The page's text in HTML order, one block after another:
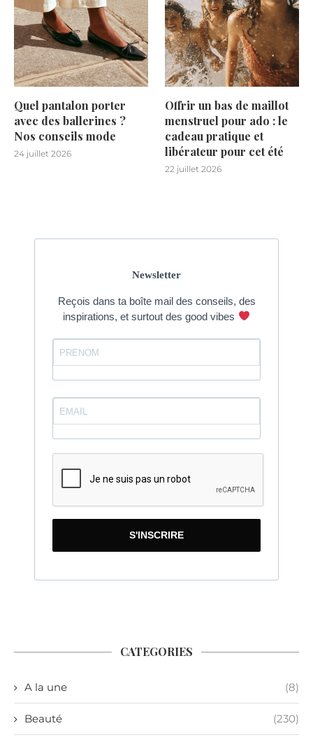
Quel pantalon porter
avec des ballerines ?
Nos conseils mode
24 juillet 2026
Offrir un bas de maillot
menstruel pour ado : le
cadeau pratique et
libérateur pour cet été
22 juillet 2026
Newsletter
Reçois dans ta boîte mail des conseils, des
inspirations, et surtout des good vibes
S'INSCRIRE
CATEGORIES
A la une (8)
Beauté (230)